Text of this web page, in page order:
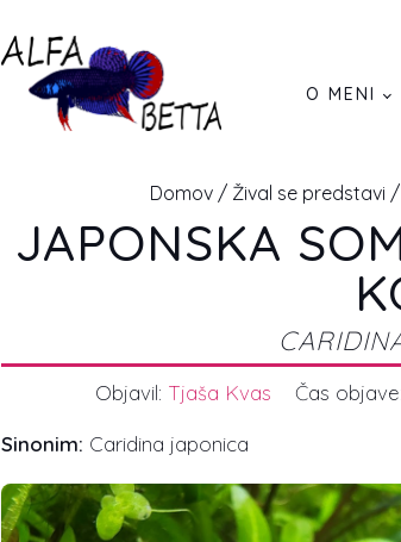
O MENI
Domov/ Žival se predstavi /
JAPONSKA
Objavil: Tjaša Kvas Čas objave:
Sinonim: Caridina japonica